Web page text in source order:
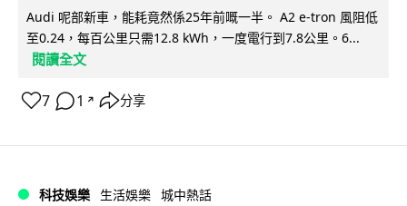
Audi 呢部新車，能耗竟然係25年前嘅一半。 A2 e-tron 風阻低
至0.24，每百公里只需12.8 kWh，一度電行到7.8公里。6...
閱讀全文
7 1 ↗ 分享
科技娛樂 生活娛樂 城中熱話